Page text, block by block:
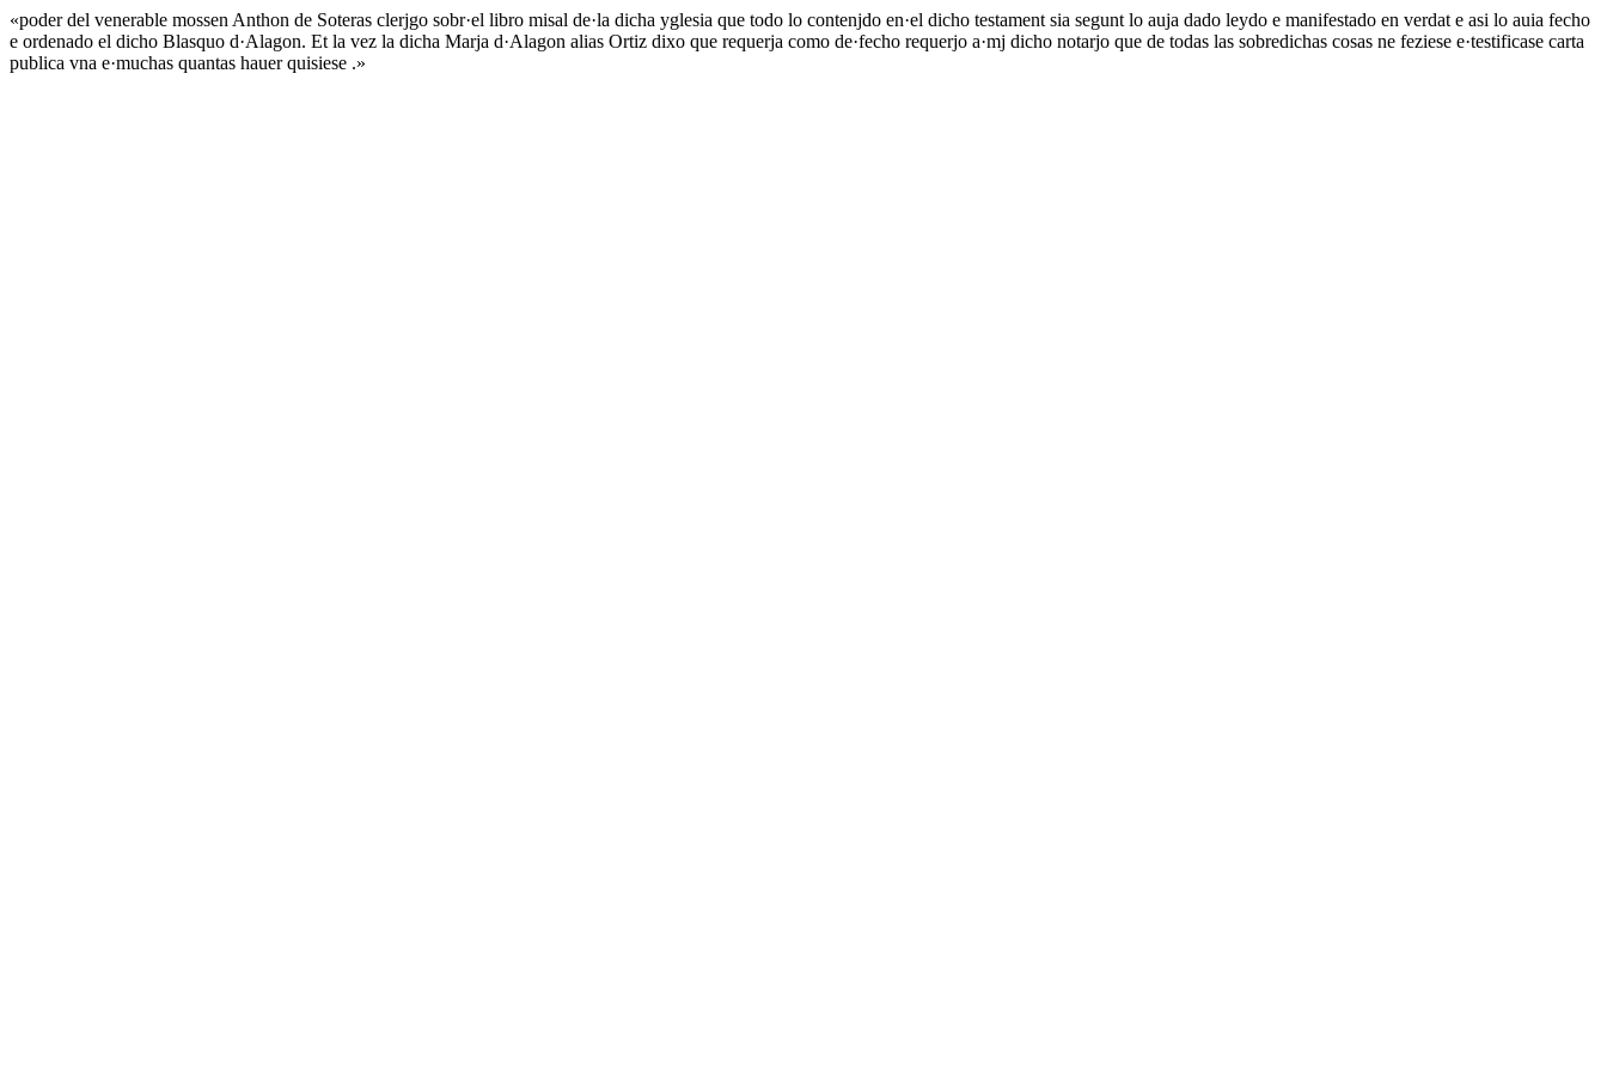
«poder del venerable mossen Anthon de Soteras clerjgo sobr·el libro misal de·la dicha yglesia que todo lo contenjdo en·el dicho testament sia segunt lo auja dado leydo e manifestado en verdat e asi lo auia fecho
e ordenado el dicho Blasquo d·Alagon. Et la vez la dicha Marja d·Alagon alias Ortiz dixo que requerja como de·fecho requerjo a·mj dicho notarjo que de todas las sobredichas cosas ne feziese e·testificase carta
publica vna e·muchas quantas hauer quisiese .»